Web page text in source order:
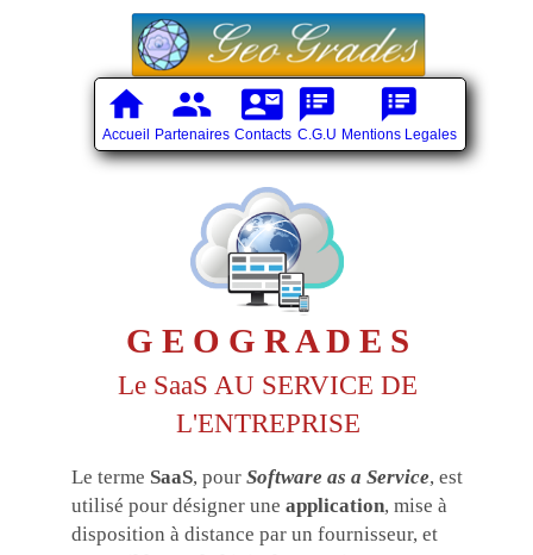
home
Accueil
group
Partenaires
contact_mail
Contacts
speaker_notes
C.G.U
speaker_notes
Mentions Legales
G E O G R A D E S
Le SaaS AU SERVICE DE
L'ENTREPRISE
Le terme SaaS, pourSoftware as a Service, est
utilisé pour désigner uneapplication, mise à
disposition à distance par un fournisseur, et